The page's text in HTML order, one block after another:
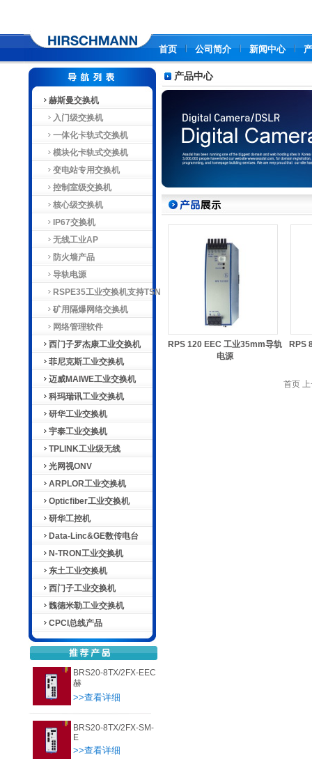
首页 公司简介 新闻中心
赫斯曼交换机
入门级交换机
一体化卡轨式交换机
模块化卡轨式交换机
变电站专用交换机
控制室级交换机
核心级交换机
IP67交换机
无线工业AP
防火墙产品
导轨电源
RSPE35工业交换机支持TSN
矿用隔爆网络交换机
网络管理软件
西门子罗杰康工业交换机
菲尼克斯工业交换机
迈威MAIWE工业交换机
科玛瑞讯工业交换机
研华工业交换机
宇泰工业交换机
TPLINK工业级无线
光网视ONV
ARPLOR工业交换机
Opticfiber工业交换机
研华工控机
Data-Linc&GE数传电台
N-TRON工业交换机
东土工业交换机
西门子工业交换机
魏德米勒工业交换机
CPCI总线产品
BRS20-8TX/2FX-EEC
赫
>>查看详细
BRS20-8TX/2FX-SM-
E
>>查看详细
产品中心
RPS 120 EEC 工业35mm导轨
电源
RPS
首页